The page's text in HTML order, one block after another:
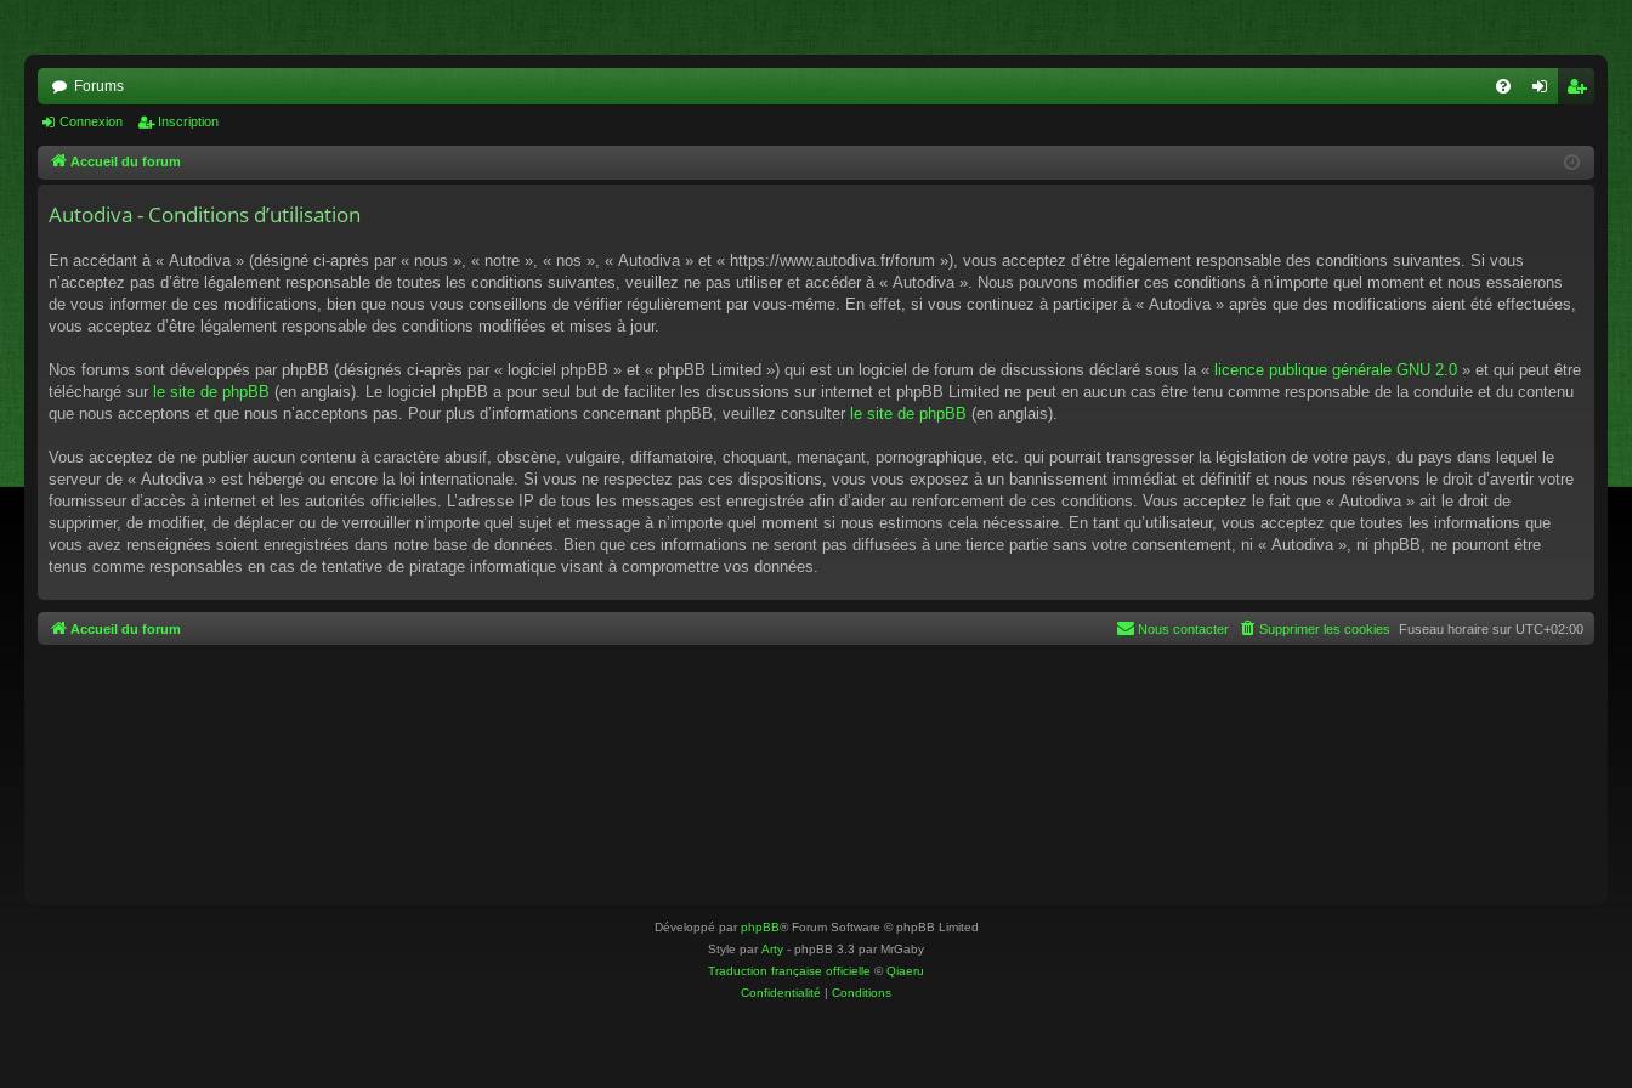
Forums
cri
Connexion Inscription
Accueil du forum
Autodiva - Conditions d’utilisation
En accédant à « Autodiva » (désigné ci-après par « nous », « notre », « nos », « Autodiva » et « https://www.autodiva.fr/forum »), vous acceptez d’être légalement responsable des conditions suivantes. Si vous
n’acceptez pas d’être légalement responsable de toutes les conditions suivantes, veuillez ne pas utiliser et accéder à « Autodiva ». Nous pouvons modifier ces conditions à n’importe quel moment et nous essaierons
de vous informer de ces modifications, bien que nous vous conseillons de vérifier régulièrement par vous-même. En effet, si vous continuez à participer à « Autodiva » après que des modifications aient été effectuées,
vous acceptez d’être légalement responsable des conditions modifiées et mises à jour.
Nos forums sont développés par phpBB (désignés ci-après par « logiciel phpBB » et « phpBB Limited ») qui est un logiciel de forum de discussions déclaré sous la « licence publique générale GNU 2.0 » et qui peut être
téléchargé sur le site de phpBB (en anglais). Le logiciel phpBB a pour seul but de faciliter les discussions sur internet et phpBB Limited ne peut en aucun cas être tenu comme responsable de la conduite et du contenu
que nous acceptons et que nous n’acceptons pas. Pour plus d’informations concernant phpBB, veuillez consulter le site de phpBB (en anglais).
Vous acceptez de ne publier aucun contenu à caractère abusif, obscène, vulgaire, diffamatoire, choquant, menaçant, pornographique, etc. qui pourrait transgresser la législation de votre pays, du pays dans lequel le
serveur de « Autodiva » est hébergé ou encore la loi internationale. Si vous ne respectez pas ces dispositions, vous vous exposez à un bannissement immédiat et définitif et nous nous réservons le droit d’avertir votre
fournisseur d’accès à internet et les autorités officielles. L’adresse IP de tous les messages est enregistrée afin d’aider au renforcement de ces conditions. Vous acceptez le fait que « Autodiva » ait le droit de
supprimer, de modifier, de déplacer ou de verrouiller n’importe quel sujet et message à n’importe quel moment si nous estimons cela nécessaire. En tant qu’utilisateur, vous acceptez que toutes les informations que
vous avez renseignées soient enregistrées dans notre base de données. Bien que ces informations ne seront pas diffusées à une tierce partie sans votre consentement, ni « Autodiva », ni phpBB, ne pourront être
tenus comme responsables en cas de tentative de piratage informatique visant à compromettre vos données.
Accueil du forum Fuseau horaire sur UTC+02:00
Supprimer les cookies
Nous contacter
Développé par phpBB® Forum Software © phpBB Limited
Style par Arty - phpBB 3.3 par MrGaby
Traduction française officielle ©Qiaeru
Confidentialité | Conditions